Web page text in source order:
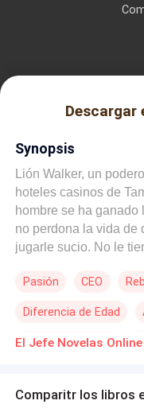
Descargar
Synopsis
Lión Walker, un
hoteles casinos de
hombre se ha
no perdona la vida de
jugarle sucio. No le
incluidas en su lista
museo. Lión desea
nuevo hotel casino.
que sabe que el viejo
Pasión CEO
Diferencia de Edad
Romance oscuro
El Jefe Novelas
Comparitr los libros